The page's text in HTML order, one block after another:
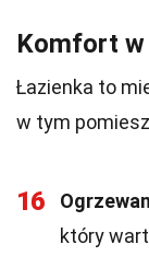
Komfort w
Łazienka to
w tym
16
który